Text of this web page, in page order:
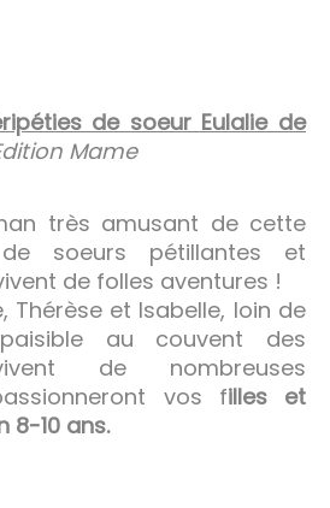
de soeur Eulalie de
Mame
très amusant de cette
soeurs pétillantes et
de folles aventures !
Thérèse et Isabelle, loin de
au couvent des
de nombreuses
vos filles et
8-10 ans.